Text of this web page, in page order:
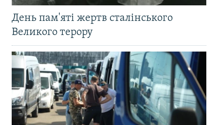
День пам'яті жертв сталінського
Великого терору